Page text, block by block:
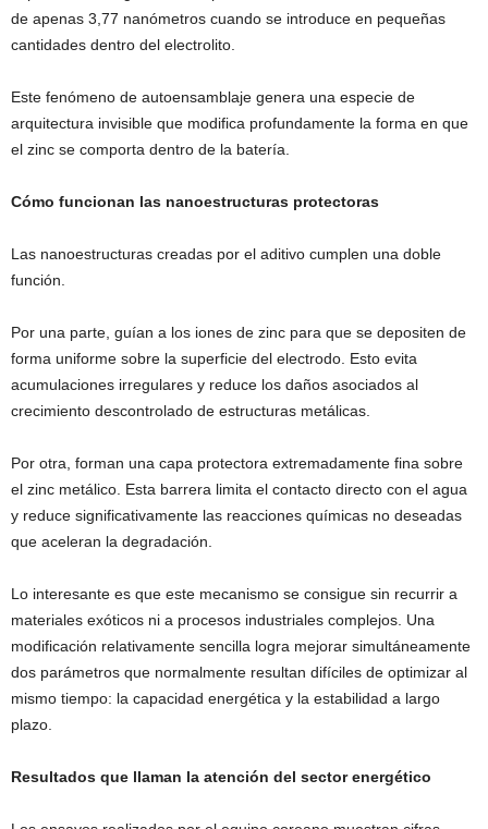
de apenas 3,77 nanómetros cuando se introduce en pequeñas
cantidades dentro del electrolito.
Este fenómeno de autoensamblaje genera una especie de
arquitectura invisible que modifica profundamente la forma en que
el zinc se comporta dentro de la batería.
Cómo funcionan las nanoestructuras protectoras
Las nanoestructuras creadas por el aditivo cumplen una doble
función.
Por una parte, guían a los iones de zinc para que se depositen de
forma uniforme sobre la superficie del electrodo. Esto evita
acumulaciones irregulares y reduce los daños asociados al
crecimiento descontrolado de estructuras metálicas.
Por otra, forman una capa protectora extremadamente fina sobre
el zinc metálico. Esta barrera limita el contacto directo con el agua
y reduce significativamente las reacciones químicas no deseadas
que aceleran la degradación.
Lo interesante es que este mecanismo se consigue sin recurrir a
materiales exóticos ni a procesos industriales complejos. Una
modificación relativamente sencilla logra mejorar simultáneamente
dos parámetros que normalmente resultan difíciles de optimizar al
mismo tiempo: la capacidad energética y la estabilidad a largo
plazo.
Resultados que llaman la atención del sector energético